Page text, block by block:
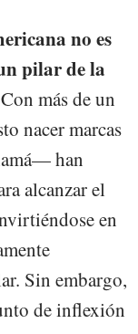
no es
pilar de la
más de un
nacer marcas
han
alcanzar el
en
Sin embargo,
de inflexión